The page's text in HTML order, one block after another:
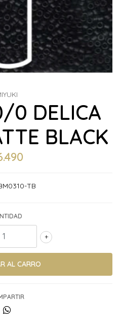
0 DELICA
BLACK
TB
+